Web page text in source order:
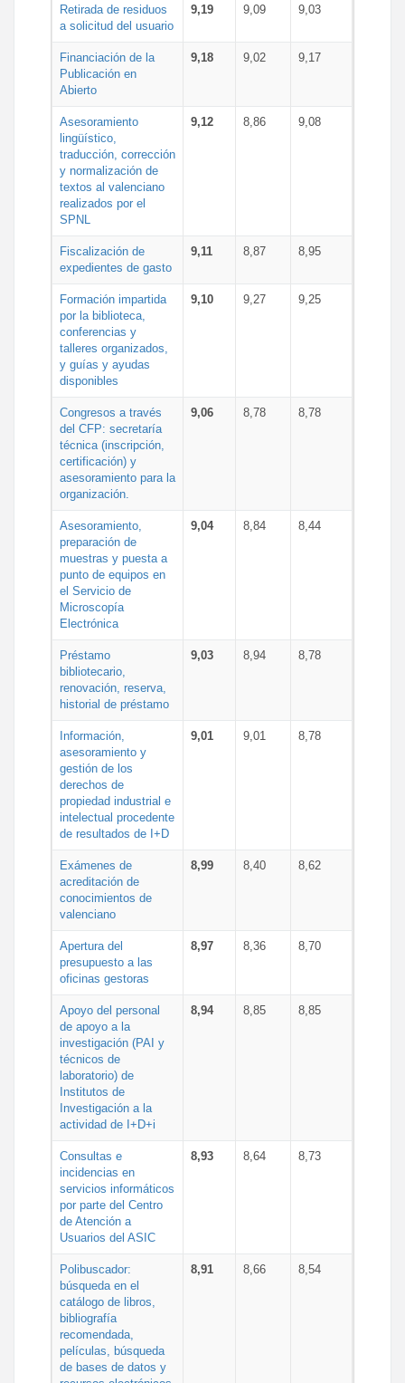
Retirada de residuos
a solicitud del usuario
9,19 9,09 9,03
Financiación de la
Publicación en
Abierto
9,18 9,02 9,17
Asesoramiento
lingüístico,
traducción, corrección
y normalización de
textos al valenciano
realizados por el
SPNL
9,12 8,86 9,08
Fiscalización de
expedientes de gasto
9,11 8,87 8,95
Formación impartida
por la biblioteca,
conferencias y
talleres organizados,
y guías y ayudas
disponibles
9,10 9,27 9,25
Congresos a través
del CFP: secretaría
técnica (inscripción,
certificación) y
asesoramiento para la
organización.
9,06 8,78 8,78
Asesoramiento,
preparación de
muestras y puesta a
punto de equipos en
el Servicio de
Microscopía
Electrónica
9,04 8,84 8,44
Préstamo
bibliotecario,
renovación, reserva,
historial de préstamo
9,03 8,94 8,78
Información,
asesoramiento y
gestión de los
derechos de
propiedad industrial e
intelectual procedente
de resultados de I+D
9,01 9,01 8,78
Exámenes de
acreditación de
conocimientos de
valenciano
8,99 8,40 8,62
Apertura del
presupuesto a las
oficinas gestoras
8,97 8,36 8,70
Apoyo del personal
de apoyo a la
investigación (PAI y
técnicos de
laboratorio) de
Institutos de
Investigación a la
actividad de I+D+i
8,94 8,85 8,85
Consultas e
incidencias en
servicios informáticos
por parte del Centro
de Atención a
Usuarios del ASIC
8,93 8,64 8,73
Polibuscador:
búsqueda en el
catálogo de libros,
bibliografía
recomendada,
películas, búsqueda
de bases de datos y
8,91 8,66 8,54